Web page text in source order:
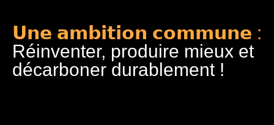
𝗨𝗻𝗲 𝗮𝗺𝗯𝗶𝘁𝗶𝗼𝗻 𝗰𝗼𝗺𝗺𝘂𝗻𝗲 :
Réinventer, produire mieux et
décarboner durablement !